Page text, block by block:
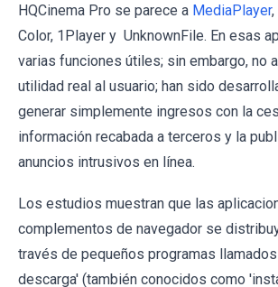
HQCinema Pro se parece a MediaPlayer
Color, 1Player y UnknownFile. En esas
varias funciones útiles; sin embargo, no
utilidad real al usuario; han sido
generar simplemente ingresos con la
información recabada a terceros y la
anuncios intrusivos en línea.
Los estudios muestran que las
complementos de navegador se
través de pequeños programas
descarga' (también conocidos como